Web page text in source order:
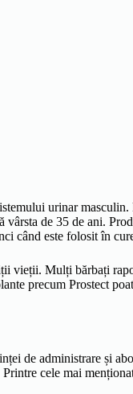
urinar
de 35 de ani.
când este folosit în
vieții. Mulți bărbați
precum Prostect
de administrare și
cele mai